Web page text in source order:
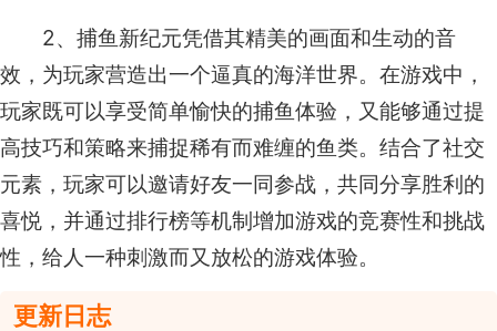
2、捕鱼新纪元凭借其精美的画面和生动的音
效，为玩家营造出一个逼真的海洋世界。在游戏中，
玩家既可以享受简单愉快的捕鱼体验，又能够通过提
高技巧和策略来捕捉稀有而难缠的鱼类。结合了社交
元素，玩家可以邀请好友一同参战，共同分享胜利的
喜悦，并通过排行榜等机制增加游戏的竞赛性和挑战
性，给人一种刺激而又放松的游戏体验。
更新日志